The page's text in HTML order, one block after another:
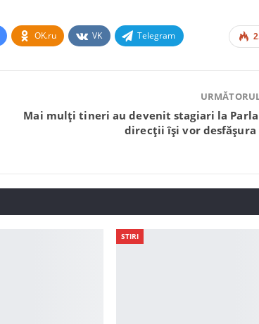
OK.ru VK Telegram
Mai mulți tineri au devenit stagiari la
direcții își vor
STIRI